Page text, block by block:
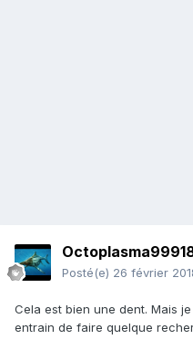
Posté(e) 26 février
Cela est bien une dent. Mais
entrain de faire quelque